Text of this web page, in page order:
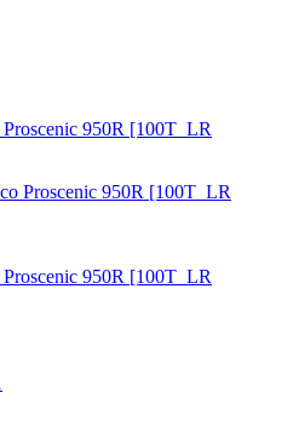
950R [100T_LR
950R [100T_LR